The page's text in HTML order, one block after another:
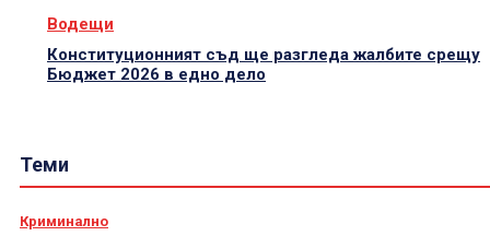
Водещи
Конституционният съд ще разгледа жалбите срещу
Бюджет 2026 в едно дело
Теми
Криминално